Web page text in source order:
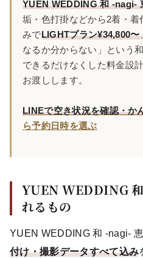
YUEN WEDDING 和 -nagi-
垢・色打掛などから2着・
みでLIGHTプラン¥34,800〜
なるか分からない」という
できるだけなくした料金設
お渡しします。
LINEで空き状況を確認・か
ら予約日時を選ぶ
YUEN WEDDING
れるもの
YUEN WEDDING 和 -nagi-
付け・撮影データすべて込み